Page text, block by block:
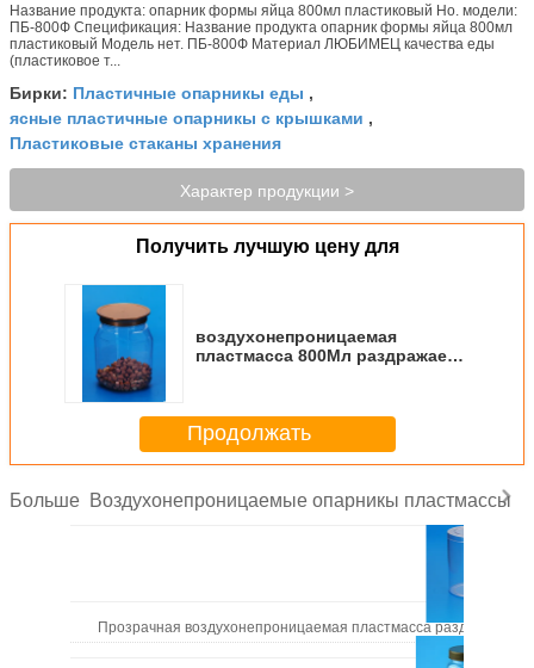
Название продукта: опарник формы яйца 800мл пластиковый Но. модели:
ПБ-800Ф Спецификация: Название продукта опарник формы яйца 800мл
пластиковый Модель нет. ПБ-800Ф Материал ЛЮБИМЕЦ качества еды
(пластиковое т...
Бирки: Пластичные опарникы еды ,
ясные пластичные опарникы с крышками ,
Пластиковые стаканы хранения
Характер продукции >
Получить лучшую цену для
воздухонепроницаемая
пластмасса 800Мл раздражает
Продолжать
Больше Воздухонепроницаемые опарникы пластмассы
Прозрачная воздухонепроницаемая пластмасса раздражает